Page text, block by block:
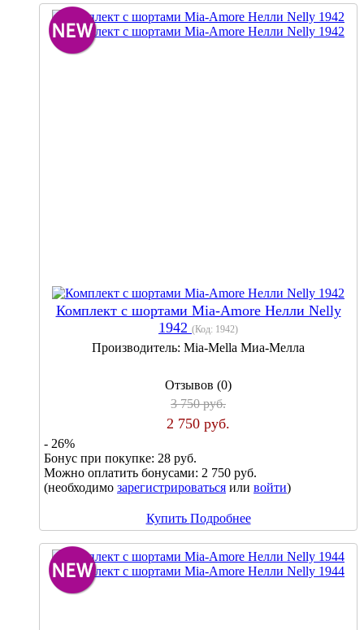
Комплект с шортами Mia-Amore Нелли Nelly
1942 (Код: 1942)
Производитель: Mia-Mella Миа-Мелла
Отзывов (0)
3 750 руб.
2 750 руб.
- 26%
Бонус при покупке: 28 руб.
Можно оплатить бонусами: 2 750 руб.
(необходимо зарегистрироваться или войти)
Купить Подробнее